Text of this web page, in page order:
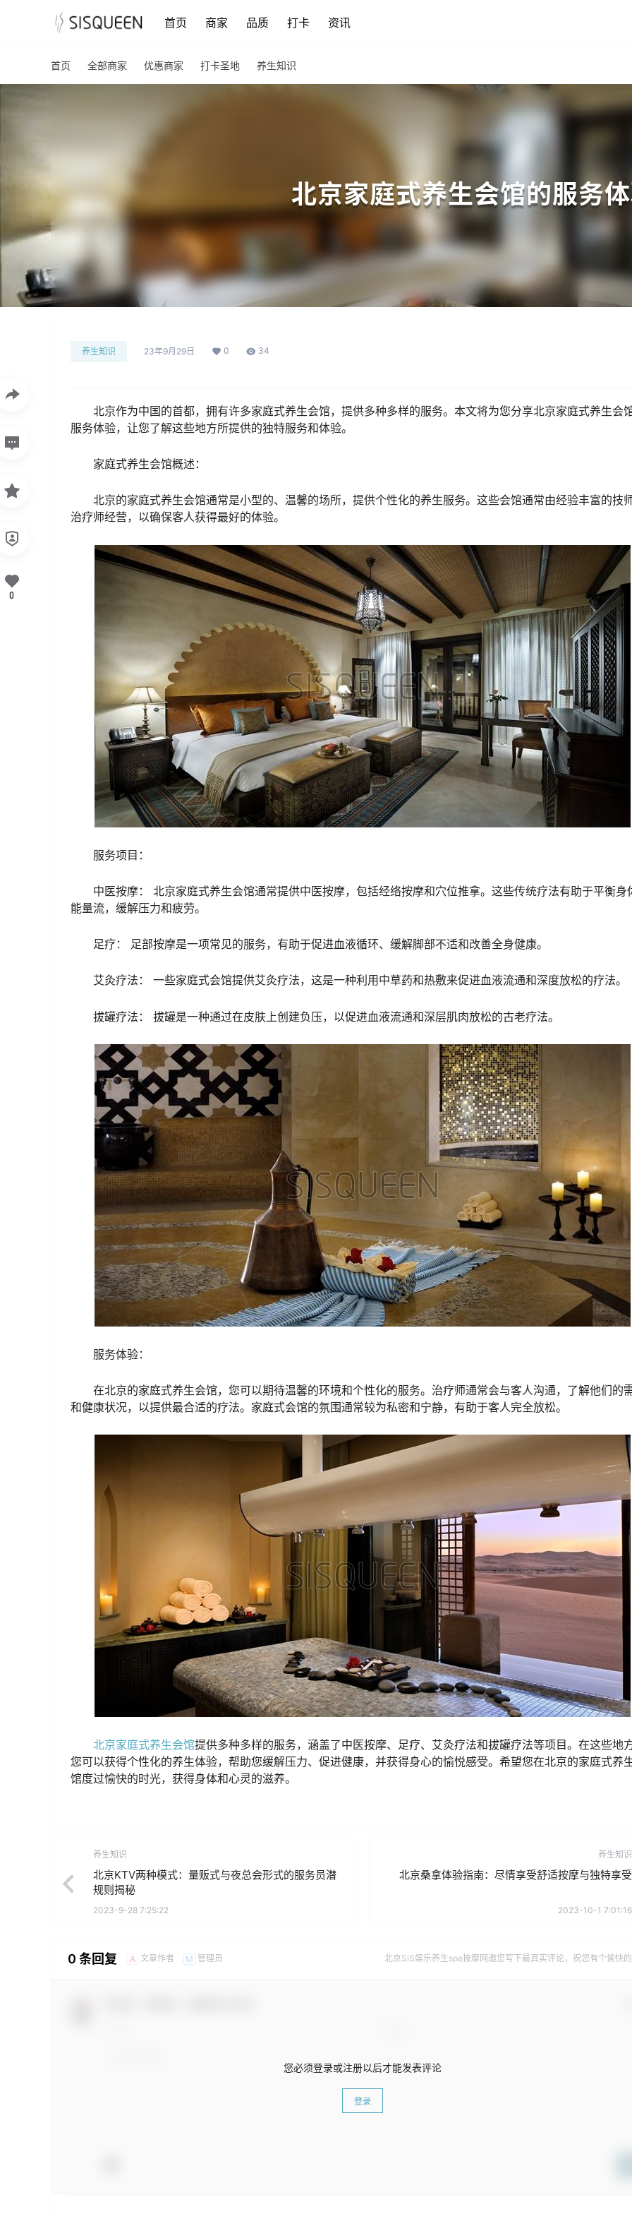
首页 商家 品质 打卡 资讯
首页 全部商家 优惠商家 打卡圣地 养生知识
北京家庭式养生会馆的服务
养生知识 23年9月29日 0 34
北京作为中国的首都，拥有许多家庭式养生会馆，提供多种多样的服务。本文将为您分享北京家庭式养生会
服务体验，让您了解这些地方所提供的独特服务和体验。
家庭式养生会馆概述：
北京的家庭式养生会馆通常是小型的、温馨的场所，提供个性化的养生服务。这些会馆通常由经验丰富的技
治疗师经营，以确保客人获得最好的体验。
服务项目：
中医按摩： 北京家庭式养生会馆通常提供中医按摩，包括经络按摩和穴位推拿。这些传统疗法有助于平衡身
能量流，缓解压力和疲劳。
足疗： 足部按摩是一项常见的服务，有助于促进血液循环、缓解脚部不适和改善全身健康。
艾灸疗法： 一些家庭式会馆提供艾灸疗法，这是一种利用中草药和热敷来促进血液流通和深度放松的疗法。
拔罐疗法： 拔罐是一种通过在皮肤上创建负压，以促进血液流通和深层肌肉放松的古老疗法。
服务体验：
在北京的家庭式养生会馆，您可以期待温馨的环境和个性化的服务。治疗师通常会与客人沟通，了解他们的
和健康状况，以提供最合适的疗法。家庭式会馆的氛围通常较为私密和宁静，有助于客人完全放松。
北京家庭式养生会馆提供多种多样的服务，涵盖了中医按摩、足疗、艾灸疗法和拔罐疗法等项目。在这些地
您可以获得个性化的养生体验，帮助您缓解压力、促进健康，并获得身心的愉悦感受。希望您在北京的家庭式养
馆度过愉快的时光，获得身体和心灵的滋养。
0
养生知识
北京KTV两种模式：量贩式与夜总会形式的服务员潜
规则揭秘
2023-9-28 7:25:22
养生知识
北京桑拿体验指南：尽情享受舒适按摩与独特享受
2023-10-1 7:01:16
0 条回复 A 文章作者 M 管理员 北京SiS娱乐养生spa按摩网邀您写下最真实评论，祝您有个愉快
您必须登录或注册以后才能发表评论
登录